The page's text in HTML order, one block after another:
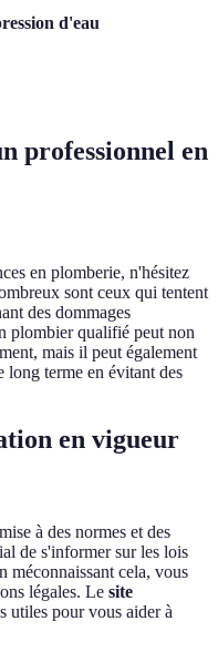
d'eau
professionnel en
en plomberie, n'hésitez
sont ceux qui tentent
des dommages
plombier qualifié peut non
mais il peut également
long terme en évitant des
en vigueur
à des normes et des
de s'informer sur les lois
méconnaissant cela, vous
légales. Le site
utiles pour vous aider à